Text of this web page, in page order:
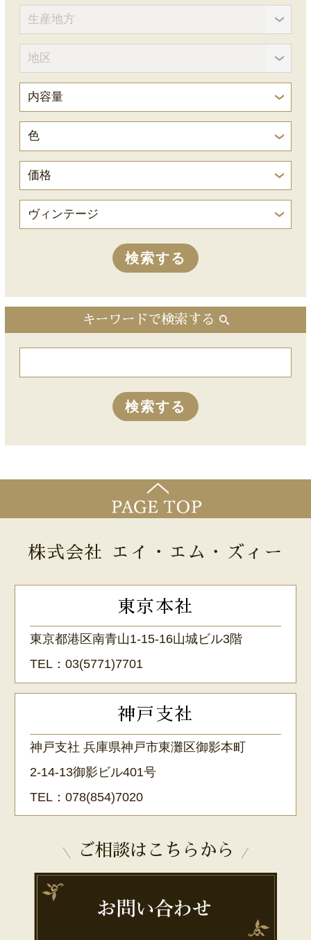
キーワードで検索する
株式会社 エイ・エム・ズィー
東京本社
東京都港区南青山1-15-16山城ビル3階
TEL：03(5771)7701
神戸支社
神戸支社 兵庫県神戸市東灘区御影本町
2-14-13御影ビル401号
TEL：078(854)7020
ご相談はこちらから